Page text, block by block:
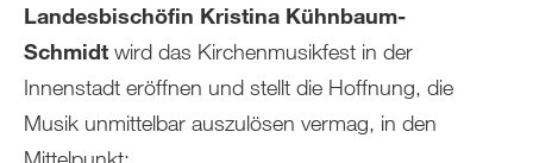
Landesbischöfin Kristina Kühnbaum-
Schmidt wird das Kirchenmusikfest in der
Innenstadt eröffnen und stellt die Hoffnung, die
Musik unmittelbar auszulösen vermag, in den